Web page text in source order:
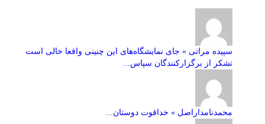
سپیده مراتی » جای نمایشگاه‌های این چنینی واقعا خالی است
تشکر از برگزارکنندگان سپاس...
محمدنامداراصل » خداقوت دوستان...